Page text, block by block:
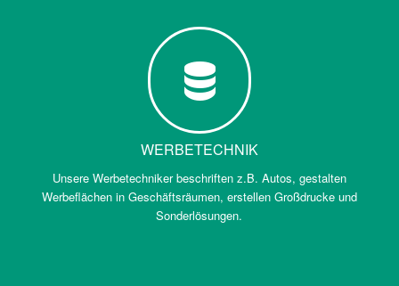
WERBETECHNIK
Unsere Werbetechniker beschriften z.B. Autos, gestalten
Werbeflächen in Geschäftsräumen, erstellen Großdrucke und
Sonderlösungen.